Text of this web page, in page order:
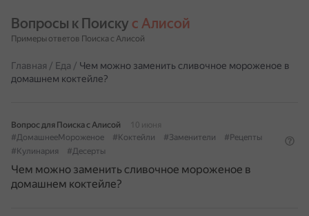
Вопросы к Поиску с Алисой
Примеры ответов Поиска с Алисой
Главная / Еда / Чем можно заменить сливочное мороженое в
домашнем коктейле?
Вопрос для Поиска с Алисой
10 июня
#ДомашнееМороженое
#Коктейли #Заменители
#Рецепты
#Кулинария
#Десерты
Чем можно заменить сливочное мороженое в
домашнем коктейле?